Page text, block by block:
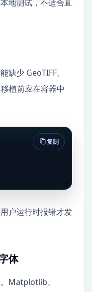
地测试，不适合直
缺少 GeoTIFF、
植前应在容器中
复制
户运行时报错才发
体
Matplotlib、